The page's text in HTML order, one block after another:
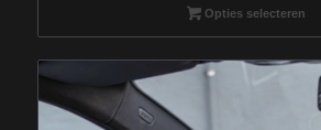
Opties selecteren